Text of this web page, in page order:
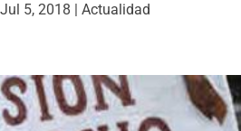
Jul 5, 2018 |Actualidad